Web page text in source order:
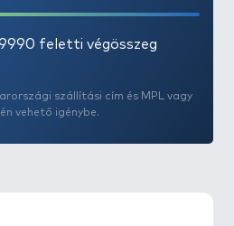
feletti végösszeg
szállítási cím és MPL vagy
vehető igénybe.